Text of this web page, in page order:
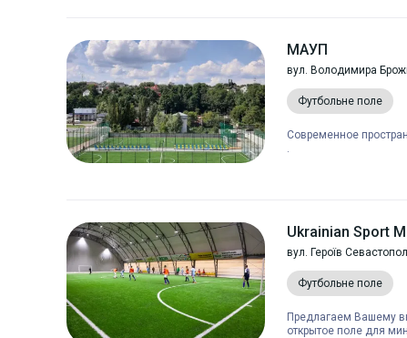
МАУП
вул. Володимира
Футбольне поле
Современное
.
Ukrainian Sport
вул. Героїв
Футбольне поле
Предлагаем Вашему
открытое поле для